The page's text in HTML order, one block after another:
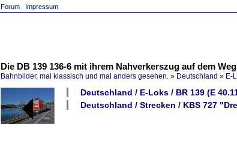
Forum Impressum
Die DB 139 136-6 mit ihrem Nahverkerszug auf dem
Bahnbilder, mal klassisch und mal anders gesehen. » Deutschland » E-
Deutschland / E-Loks / BR 139 (E
Deutschland / Strecken / KBS 727